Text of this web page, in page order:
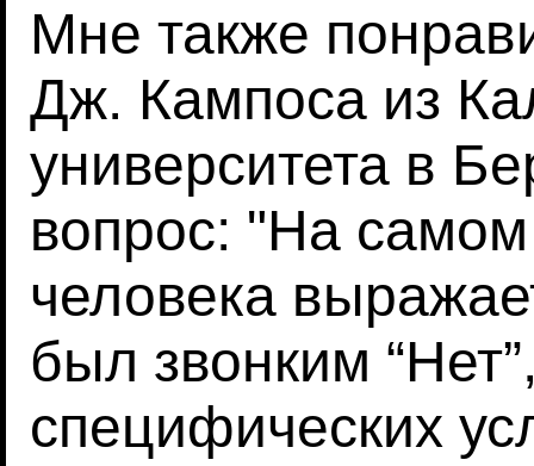
Мне также
Дж. Кампоса из
университета в
вопрос: "На
человека
был звонким
специфических